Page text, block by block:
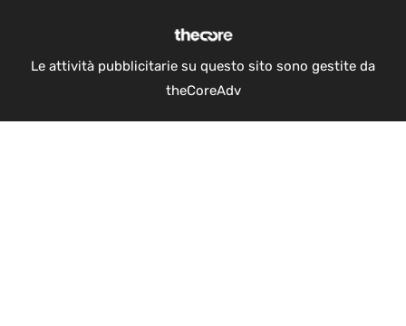
Le attività pubblicitarie su questo sito sono gestite da
theCoreAdv